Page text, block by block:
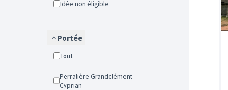
Idée non éligible
Portée
Tout
Perralière Grandclément
Cyprian